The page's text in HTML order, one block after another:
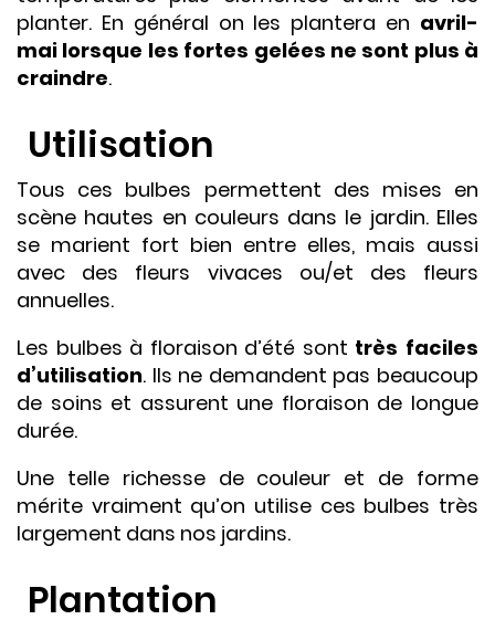
planter. En général on les plantera en avril-
mai lorsque les fortes gelées ne sont plus à
craindre.
Utilisation
Tous ces bulbes permettent des mises en
scène hautes en couleurs dans le jardin. Elles
se marient fort bien entre elles, mais aussi
avec des fleurs vivaces ou/et des fleurs
annuelles.
Les bulbes à floraison d’été sont très faciles
d’utilisation. Ils ne demandent pas beaucoup
de soins et assurent une floraison de longue
durée.
Une telle richesse de couleur et de forme
mérite vraiment qu’on utilise ces bulbes très
largement dans nos jardins.
Plantation